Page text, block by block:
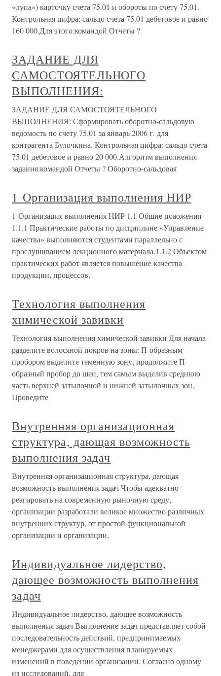
«лупа») карточку счета 75.01 и обороты по счету 75.01.
Контрольная цифра: сальдо счета 75.01 дебетовое и равно
160 000.Для этого:командой Отчеты ?
ЗАДАНИЕ ДЛЯ
САМОСТОЯТЕЛЬНОГО
ВЫПОЛНЕНИЯ:
ЗАДАНИЕ ДЛЯ САМОСТОЯТЕЛЬНОГО
ВЫПОЛНЕНИЯ: Сформировать оборотно-сальдовую
ведомость по счету 75.01 за январь 2006 г. для
контрагента Булочкина. Контрольная цифра: сальдо счета
75.01 дебетовое и равно 20 000.Алгоритм выполнения
задания:командой Отчеты ? Оборотно-сальдовая
1 Организация выполнения НИР
1 Организация выполнения НИР 1.1 Общие поаожения
1.1.1 Практические работы по дисциплине «Управление
качества» выполняются студентами параллельно с
прослушиванием лекционного материала.1.1.2 Объектом
практических работ является повышение качества
продукции, процессов,
Технология выполнения
химической завивки
Технология выполнения химической завивки Для начала
разделите волосяной покров на зоны: П-образным
пробором выделите теменную зону, продолжите П-
образный пробор до шеи, тем самым выделив среднюю
часть верхней затылочной и нижней затылочных зон.
Проведите
Внутренняя организационная
структура, дающая возможность
выполнения задач
Внутренняя организационная структура, дающая
возможность выполнения задач Чтобы адекватно
реагировать на современную рыночную среду,
организации разработали великое множество различных
внутренних структур, от простой функциональной
организации и организации,
Индивидуальное лидерство,
дающее возможность выполнения
задач
Индивидуальное лидерство, дающее возможность
выполнения задач Выполнение задач представляет собой
последовательность действий, предпринимаемых
менеджерами для осуществления планируемых
изменений в поведении организации. Согласно одному
из исследований, для